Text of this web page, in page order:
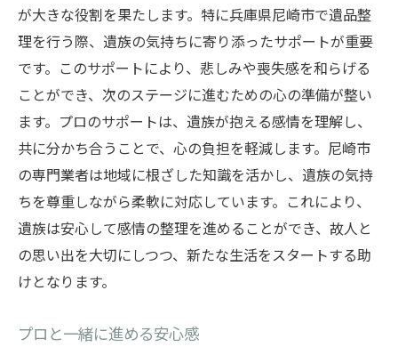
が大きな役割を果たします。特に兵庫県尼崎市で遺品整
理を行う際、遺族の気持ちに寄り添ったサポートが重要
です。このサポートにより、悲しみや喪失感を和らげる
ことができ、次のステージに進むための心の準備が整い
ます。プロのサポートは、遺族が抱える感情を理解し、
共に分かち合うことで、心の負担を軽減します。尼崎市
の専門業者は地域に根ざした知識を活かし、遺族の気持
ちを尊重しながら柔軟に対応しています。これにより、
遺族は安心して感情の整理を進めることができ、故人と
の思い出を大切にしつつ、新たな生活をスタートする助
けとなります。
プロと一緒に進める安心感